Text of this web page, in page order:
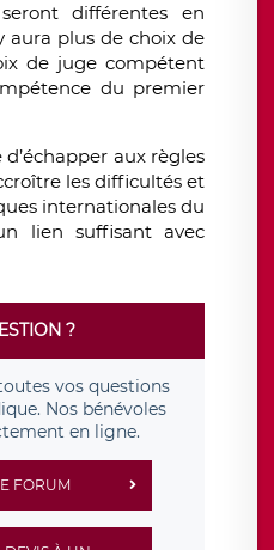
différentes en
aura plus de choix de
de juge compétent
du premier
aux règles
les difficultés et
internationales du
lien suffisant avec
?
vos questions
Nos bénévoles
en ligne.
FORUM